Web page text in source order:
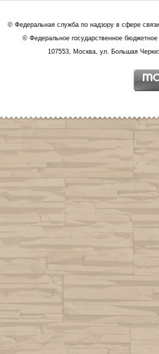
© Федеральная служба по надзору в сфере
© Федеральное государственное
107553, Москва, ул. Большая